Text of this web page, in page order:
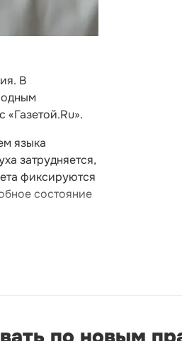
В
языка
затрудняется,
фиксируются
состояние